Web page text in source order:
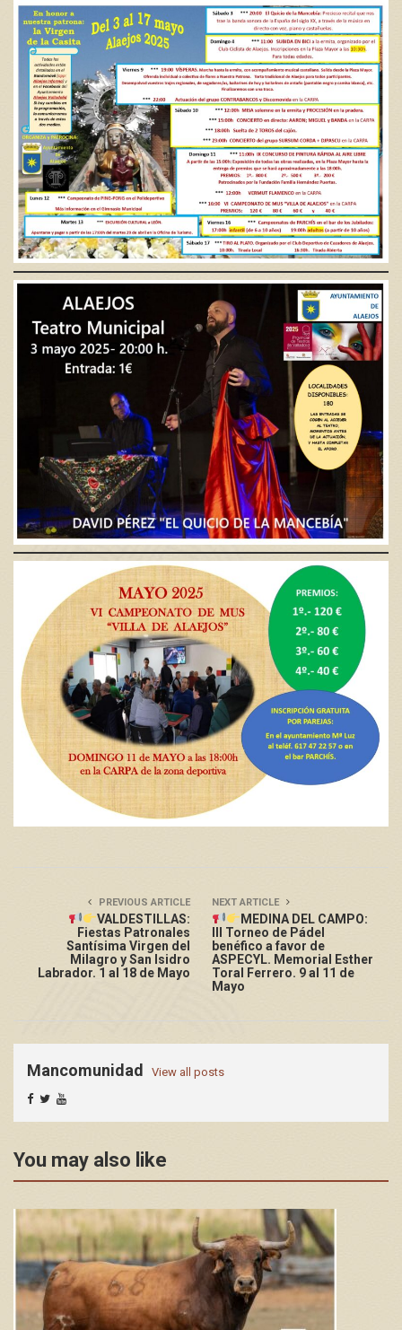
PREVIOUS ARTICLE
VALDESTILLAS:
Fiestas Patronales
Santísima Virgen del
Milagro y San Isidro
Labrador. 1 al 18 de Mayo
NEXT ARTICLE
MEDINA DEL CAMPO:
III Torneo de Pádel
benéfico a favor de
ASPECYL. Memorial Esther
Toral Ferrero. 9 al 11 de
Mayo
Mancomunidad View all posts
You may also like